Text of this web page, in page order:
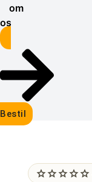
om
os
Bestil
starstarstarstarstar